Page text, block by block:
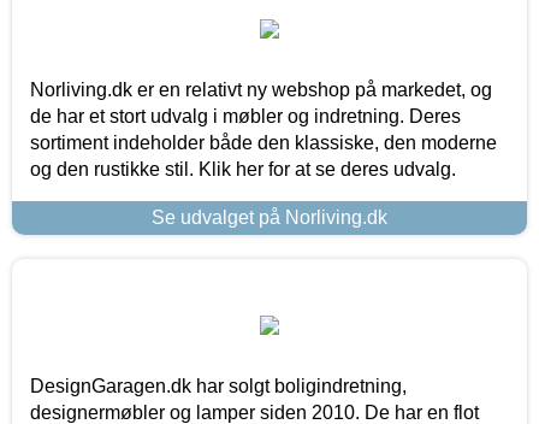
Norliving.dk er en relativt ny webshop på markedet, og
de har et stort udvalg i møbler og indretning. Deres
sortiment indeholder både den klassiske, den moderne
og den rustikke stil. Klik her for at se deres udvalg.
Se udvalget på Norliving.dk
DesignGaragen.dk har solgt boligindretning,
designermøbler og lamper siden 2010. De har en flot